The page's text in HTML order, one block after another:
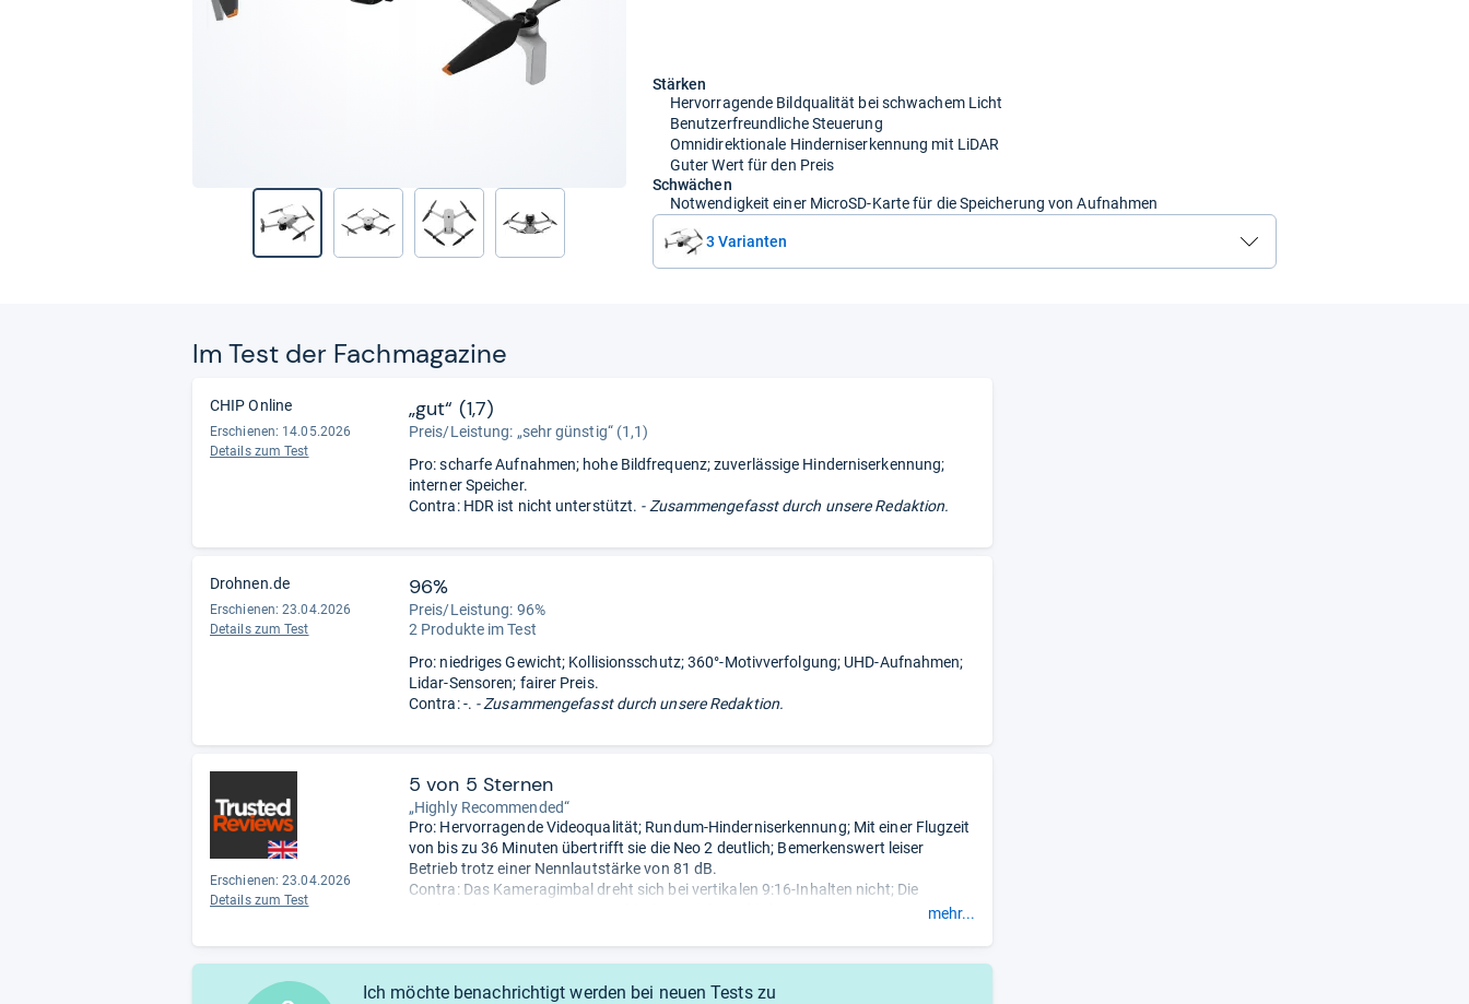
Stärken
Hervorragende Bildqualität bei schwachem Licht
Benutzerfreundliche Steuerung
Omnidirektionale Hinderniserkennung mit LiDAR
Guter Wert für den Preis
Schwächen
Notwendigkeit einer MicroSD-Karte für die Speicherung von Aufnahmen
3 Varianten
Im Test der Fach­ma­ga­zine
CHIP Online
Erschienen: 14.05.2026
Details zum Test
„gut“ (1,7)
Preis/Leistung: „sehr günstig“ (1,1)
Pro: scharfe Aufnahmen; hohe Bildfrequenz; zuverlässige Hinderniserkennung;
interner Speicher.
Contra: HDR ist nicht unterstützt. - Zusammengefasst durch unsere Redaktion.
Drohnen.de
Erschienen:23.04.2026
Details zum Test
96%
Preis/Leistung: 96%
2 Produkte im Test
Pro: niedriges Gewicht; Kollisionsschutz; 360°-Motivverfolgung; UHD-Aufnahmen;
Lidar-Sensoren; fairer Preis.
Contra: -. - Zusammengefasst durch unsere Redaktion.
Erschienen:23.04.2026
Details zum Test
5 von 5 Sternen
„Highly Recommended“
Pro: Hervorragende Videoqualität; Rundum-Hinderniserkennung; Mit einer Flugzeit
von bis zu 36 Minuten übertrifft sie die Neo 2 deutlich; Bemerkenswert leiser
Betrieb trotz einer Nennlautstärke von 81 dB.
Contra: Das Kameragimbal dreht sich bei vertikalen 9:16-Inhalten nicht; Die
- Zusammengefasst durch
mehr...
Ich möchte benachrichtigt werden bei neuen Tests zu